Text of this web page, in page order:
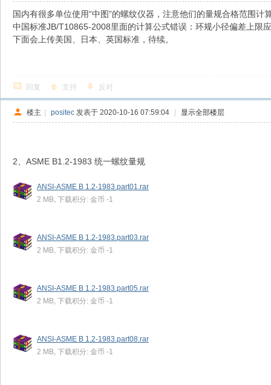
国内有很多单位使用“中图”的螺纹仪器，注意他们的量规合格范围计
中国标准JB/T10865-2008里面的计算公式错误：环规小径偏差上限应
下面会上传美国、日本、英国标准，待续。
回复 支持 反对
楼主 | positec 发表于 2020-10-16 07:59:04 | 显示全部楼层
2、ASME B1.2-1983 统一螺纹量规
ANSI-ASME B 1.2-1983.part01.rar
2 MB, 下载积分: 金币 -1
ANSI-ASME B 1.2-1983.part03.rar
2 MB, 下载积分: 金币 -1
ANSI-ASME B 1.2-1983.part05.rar
2 MB, 下载积分: 金币 -1
ANSI-ASME B 1.2-1983.part08.rar
2 MB, 下载积分: 金币 -1